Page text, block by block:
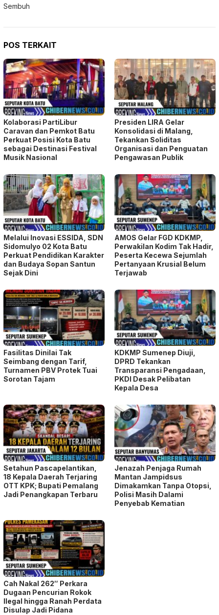
Sembuh
POS TERKAIT
Kolaborasi PartiLibur
Caravan dan Pemkot Batu
Perkuat Posisi Kota Batu
sebagai Destinasi Festival
Musik Nasional
Presiden LIRA Gelar
Konsolidasi di Malang,
Tekankan Soliditas
Organisasi dan Penguatan
Pengawasan Publik
Melalui Inovasi ESSIDA, SDN
Sidomulyo 02 Kota Batu
Perkuat Pendidikan Karakter
dan Budaya Sopan Santun
Sejak Dini
AMOS Gelar FGD KDKMP,
Perwakilan Kodim Tak Hadir,
Peserta Kecewa Sejumlah
Pertanyaan Krusial Belum
Terjawab
Fasilitas Dinilai Tak
Seimbang dengan Tarif,
Turnamen PBV Protek Tuai
Sorotan Tajam
KDKMP Sumenep Diuji,
DPRD Tekankan
Transparansi Pengadaan,
PKDI Desak Pelibatan
Kepala Desa
Setahun Pascapelantikan,
18 Kepala Daerah Terjaring
OTT KPK; Bupati Pemalang
Jadi Penangkapan Terbaru
Jenazah Penjaga Rumah
Mantan Jampidsus
Dimakamkan Tanpa Otopsi,
Polisi Masih Dalami
Penyebab Kematian
Cah Nakal 262″ Perkara
Dugaan Pencurian Rokok
Ilegal hingga Ranah Perdata
Disulap Jadi Pidana